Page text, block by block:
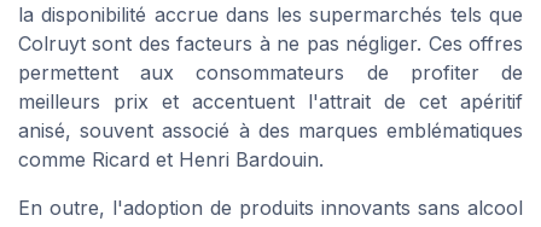
la disponibilité accrue dans les supermarchés tels que
Colruyt sont des facteurs à ne pas négliger. Ces offres
permettent aux consommateurs de profiter de
meilleurs prix et accentuent l'attrait de cet apéritif
anisé, souvent associé à des marques emblématiques
comme Ricard et Henri Bardouin.
En outre, l'adoption de produits innovants sans alcool